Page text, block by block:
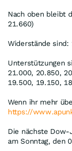
Nach oben bleibt
21.660)
Widerstände
Unterstützungen
21.000, 20.850,
19.500, 19.150,
Wenn ihr mehr
https://
Die nächste
am Sonntag, den